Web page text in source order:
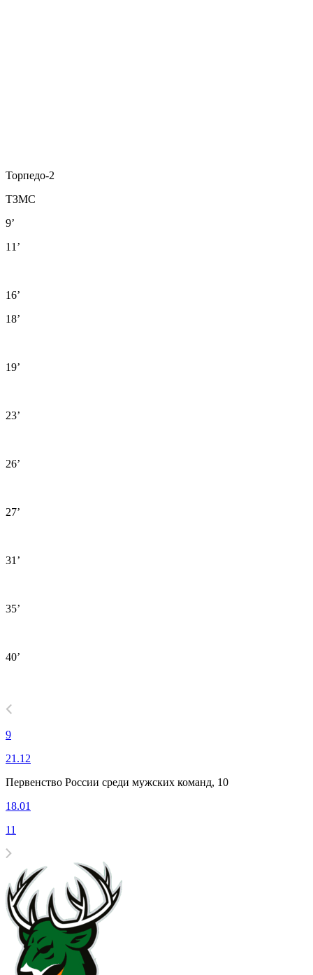
Торпедо-2
ТЗМС
9’
11’
16’
18’
19’
23’
26’
27’
31’
35’
40’
9
21.12
Первенство России среди мужских команд, 10
18.01
11